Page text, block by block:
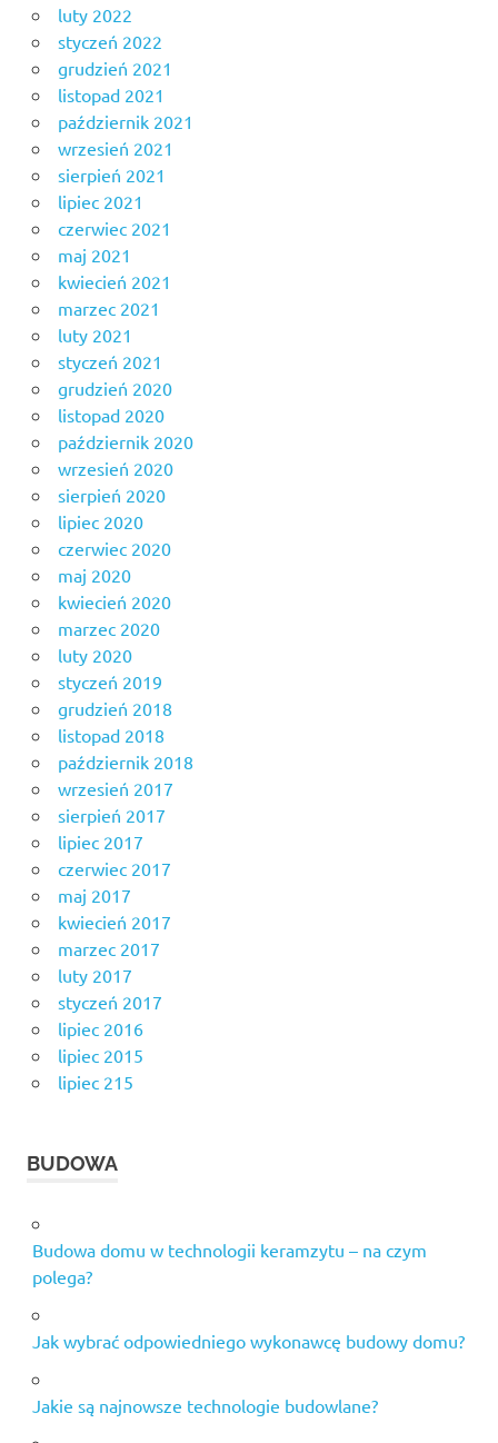
luty 2022
styczeń 2022
grudzień 2021
listopad 2021
październik 2021
wrzesień 2021
sierpień 2021
lipiec 2021
czerwiec 2021
maj 2021
kwiecień 2021
marzec 2021
luty 2021
styczeń 2021
grudzień 2020
listopad 2020
październik 2020
wrzesień 2020
sierpień 2020
lipiec 2020
czerwiec 2020
maj 2020
kwiecień 2020
marzec 2020
luty 2020
styczeń 2019
grudzień 2018
listopad 2018
październik 2018
wrzesień 2017
sierpień 2017
lipiec 2017
czerwiec 2017
maj 2017
kwiecień 2017
marzec 2017
luty 2017
styczeń 2017
lipiec 2016
lipiec 2015
lipiec 215
BUDOWA
Budowa domu w technologii keramzytu – na czym
polega?
Jak wybrać odpowiedniego wykonawcę budowy domu?
Jakie są najnowsze technologie budowlane?